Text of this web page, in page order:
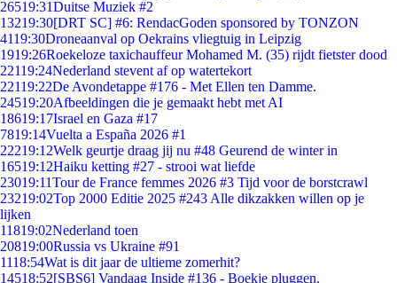
26519:31Duitse Muziek #2
13219:30[DRT SC] #6: RendacGoden sponsored by TONZON
4119:30Droneaanval op Oekrains vliegtuig in Leipzig
1919:26Roekeloze taxichauffeur Mohamed M. (35) rijdt fietster dood
22119:24Nederland stevent af op watertekort
22119:22De Avondetappe #176 - Met Ellen ten Damme.
24519:20Afbeeldingen die je gemaakt hebt met AI
18619:17Israel en Gaza #17
7819:14Vuelta a España 2026 #1
22219:12Welk geurtje draag jij nu #48 Geurend de winter in
16519:12Haiku ketting #27 - strooi wat liefde
23019:11Tour de France femmes 2026 #3 Tijd voor de borstcrawl
23219:02Top 2000 Editie 2025 #243 Alle dikzakken willen op je
lijken
11819:02Nederland toen
20819:00Russia vs Ukraine #91
1118:54Wat is dit jaar de ultieme zomerhit?
14518:52[SBS6] Vandaag Inside #136 - Boekje pluggen.